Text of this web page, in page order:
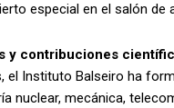
especial en el salón de
y contribuciones
el Instituto Balseiro ha
nuclear, mecánica,